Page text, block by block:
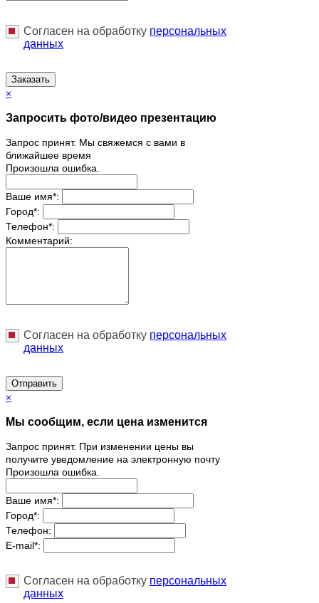
Согласен на обработку персональныx
данных
Заказать
×
Запросить фото/видео презентацию
Запрос принят. Мы свяжемся с вами в
ближайшее время
Произошла ошибка.
Ваше имя*:
Город*:
Телефон*:
Комментарий:
Согласен на обработку персональныx
данных
Отправить
×
Мы сообщим, если цена изменится
Запрос принят. При изменении цены вы
получите уведомление на электронную почту
Произошла ошибка.
Ваше имя*:
Город*:
Телефон:
E-mail*:
Согласен на обработку персональныx
данных